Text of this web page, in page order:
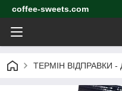
coffee-sweets.com
ТЕРМІН ВІДПРАВКИ